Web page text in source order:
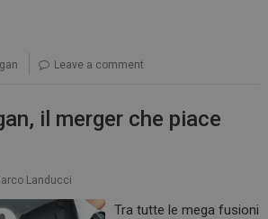
Leave a comment
il merger che piace
Landucci
Tra tutte le mega fusioni